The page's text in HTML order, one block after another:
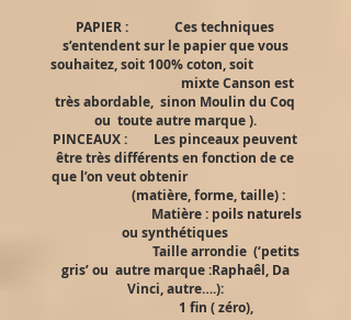
PAPIER : Ces techniques
s’entendent sur le papier que vous
souhaitez, soit 100% coton, soit
mixte Canson est
très abordable, sinon Moulin du Coq
ou toute autre marque ).
PINCEAUX : Les pinceaux peuvent
être très différents en fonction de ce
que l’on veut obtenir
(matière, forme, taille) :
Matière : poils naturels
ou synthétiques
Taille arrondie (‘petits
gris’ ou autre marque :Raphaêl, Da
Vinci, autre….):
1 fin ( zéro),